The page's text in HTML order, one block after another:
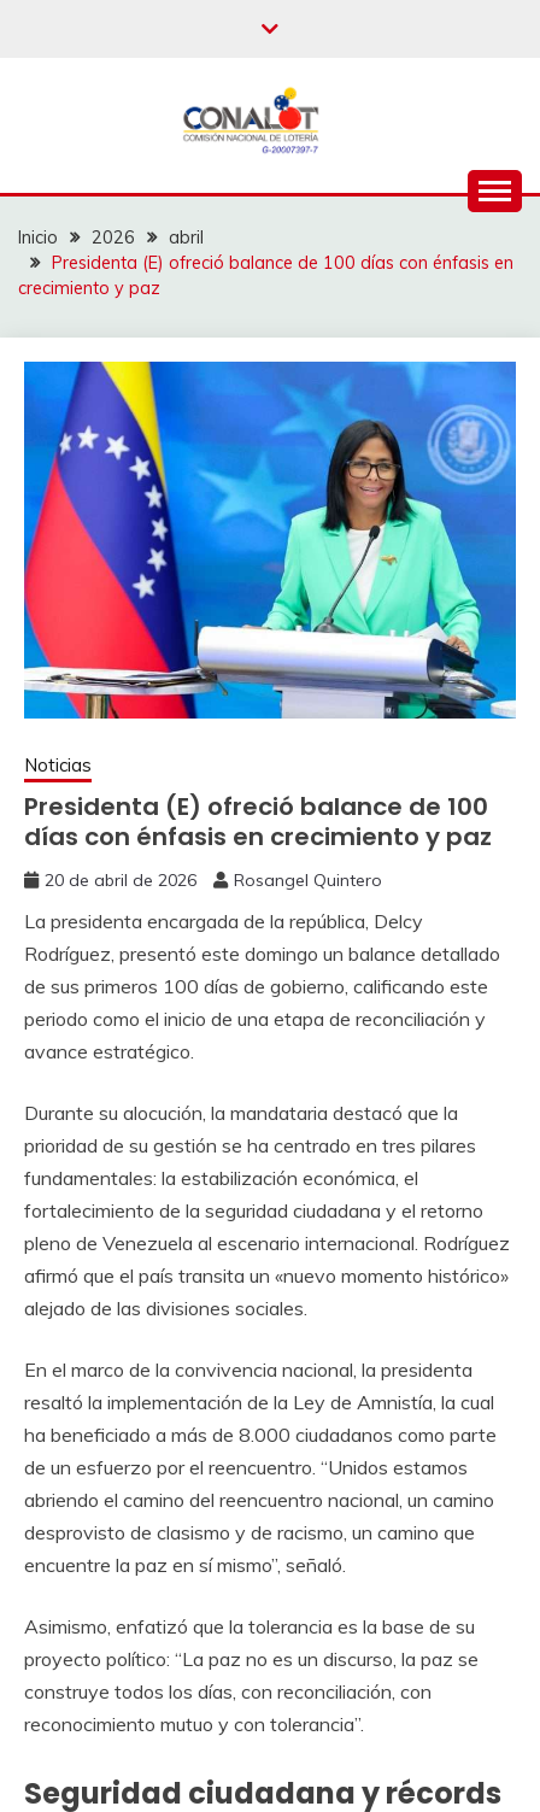
Inicio 2026
abril
Presidenta (E) ofreció balance de 100 días con énfasis en
crecimiento y paz
Noticias
Presidenta (E) ofreció balance de 100
días con énfasis en crecimiento y paz
20 de abril de 2026 Rosangel Quintero
La presidenta encargada de la república, Delcy
Rodríguez, presentó este domingo un balance detallado
de sus primeros 100 días de gobierno, calificando este
periodo como el inicio de una etapa de reconciliación y
avance estratégico.
Durante su alocución, la mandataria destacó que la
prioridad de su gestión se ha centrado en tres pilares
fundamentales: la estabilización económica, el
fortalecimiento de la seguridad ciudadana y el retorno
pleno de Venezuela al escenario internacional. Rodríguez
afirmó que el país transita un «nuevo momento histórico»
alejado de las divisiones sociales.
En el marco de la convivencia nacional, la presidenta
resaltó la implementación de la Ley de Amnistía, la cual
ha beneficiado a más de 8.000 ciudadanos como parte
de un esfuerzo por el reencuentro. “Unidos estamos
abriendo el camino del reencuentro nacional, un camino
desprovisto de clasismo y de racismo, un camino que
encuentre la paz en sí mismo”, señaló.
Asimismo, enfatizó que la tolerancia es la base de su
proyecto político: “La paz no es un discurso, la paz se
construye todos los días, con reconciliación, con
reconocimiento mutuo y con tolerancia”.
Seguridad ciudadana y récords